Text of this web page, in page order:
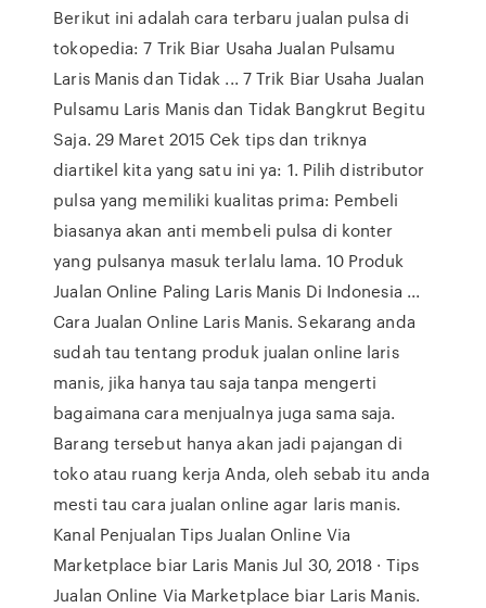
Berikut ini adalah cara terbaru jualan pulsa di
tokopedia: 7 Trik Biar Usaha Jualan Pulsamu
Laris Manis dan Tidak ... 7 Trik Biar Usaha Jualan
Pulsamu Laris Manis dan Tidak Bangkrut Begitu
Saja. 29 Maret 2015 Cek tips dan triknya
diartikel kita yang satu ini ya: 1. Pilih distributor
pulsa yang memiliki kualitas prima: Pembeli
biasanya akan anti membeli pulsa di konter
yang pulsanya masuk terlalu lama. 10 Produk
Jualan Online Paling Laris Manis Di Indonesia ...
Cara Jualan Online Laris Manis. Sekarang anda
sudah tau tentang produk jualan online laris
manis, jika hanya tau saja tanpa mengerti
bagaimana cara menjualnya juga sama saja.
Barang tersebut hanya akan jadi pajangan di
toko atau ruang kerja Anda, oleh sebab itu anda
mesti tau cara jualan online agar laris manis.
Kanal Penjualan Tips Jualan Online Via
Marketplace biar Laris Manis Jul 30, 2018 · Tips
Jualan Online Via Marketplace biar Laris Manis.